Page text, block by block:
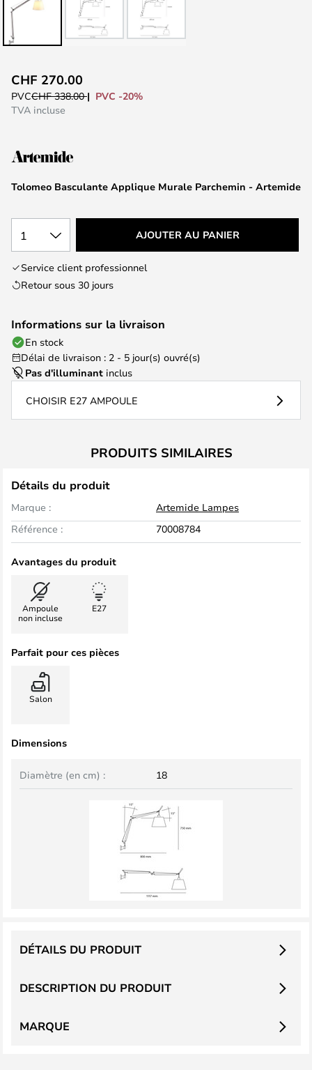
to
the
the
gallery
Tolomeo Basculante Applique Murale Parchemin - Artemide
CHF 270.00
PVCCHF 338.00
PVC -20%
TVA incluse
1 AJOUTER AU PANIER
Service client professionnel
Retour sous 30 jours
Informations sur la livraison
En stock
Délai de livraison : 2 - 5 jour(s) ouvré(s)
Pas d'illuminant inclus
CHOISIR E27 AMPOULE
PRODUITS SIMILAIRES
Détails du produit
Marque :
Artemide Lampes
Référence :
70008784
Avantages du produit
Ampoule
non incluse
E27
Parfait pour ces pièces
Salon
Dimensions
Diamètre (en cm) : 18
DESCRIPTION DU PRODUIT
DÉTAILS DU PRODUIT
MARQUE